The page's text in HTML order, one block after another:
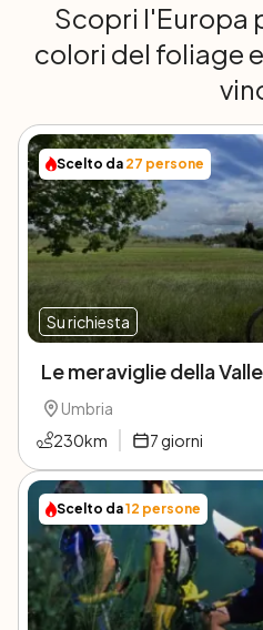
Scopri l'Europa
colori del foliage
Scelto da 27 persone
Su richiesta
Le meraviglie della
Umbria
230km 7giorni
Scelto da12 persone